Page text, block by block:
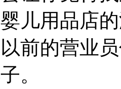
儿用品店
前的营业
。